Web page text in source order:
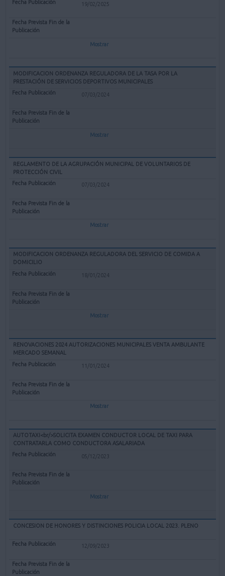
19/02/2025
Mostrar
MODIFICACION ORDENANZA REGULADORA DE LA TASA POR LA
PRESTACIÓN DE SERVICIOS DEPORTIVOS MUNICIPALES
07/03/2024
Mostrar
REGLAMENTO DE LA AGRUPACIÓN MUNICIPAL DE VOLUNTARIOS DE
PROTECCIÓN CIVIL
07/03/2024
Mostrar
MODIFICACION ORDENANZA REGULADORA DEL SERVICIO DE COMIDA A
DOMICILIO
18/01/2024
Mostrar
RENOVACIONES 2024 AUTORIZACIONES MUNICIPALES VENTA AMBULANTE
MERCADO SEMANAL
11/01/2024
Mostrar
AUTOTAXI<br/>SOLICITA EXAMEN CONDUCTOR LOCAL DE TAXI PARA
CONTRATARLA COMO CONDUCTORA ASALARIADA
05/12/2023
Mostrar
CONCESION DE HONORES Y DISTINCIONES POLICIA LOCAL 2023. PLENO
12/09/2023